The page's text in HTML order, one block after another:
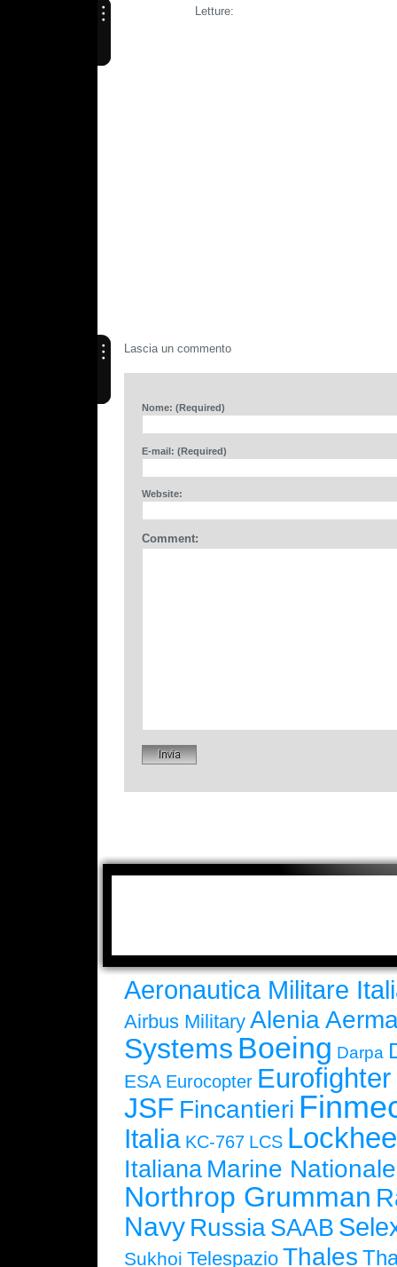
Letture:
Lascia un commento
Nome: (Required)
E-mail: (Required)
Website:
Comment:
Aeronautica Militare
Airbus Military Alenia
Systems Boeing Darpa
ESA Eurocopter
JSF Fincantieri
Italia KC-767 LCS
Italiana Marine Nationale
Northrop Grumman
Navy Russia SAAB
Sukhoi Telespazio Thales